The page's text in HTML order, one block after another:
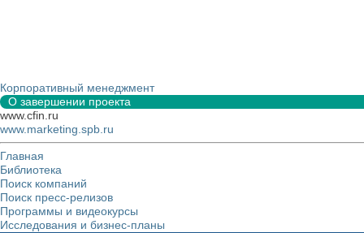
Корпоративный менеджмент
О завершении проекта
www.cfin.ru
www.marketing.spb.ru
Главная
Библиотека
Поиск компаний
Поиск пресс-релизов
Программы и видеокурсы
Исследования и бизнес-планы